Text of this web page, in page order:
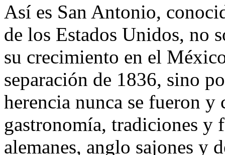
Así es San Antonio,
de los Estados Unidos, no
su crecimiento en el
separación de 1836, sino
herencia nunca se fueron
gastronomía, tradiciones y
alemanes, anglo sajones y